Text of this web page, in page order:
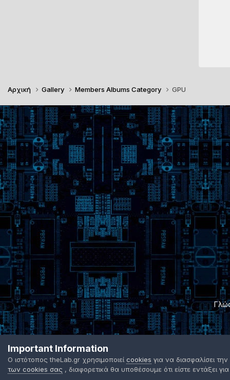
Αρχική Gallery Members Albums Category GPU
Important Information
Ο ιστότοπος theLab.gr χρησιμοποιεί cookies για να διασφαλίσει
των cookies σας , διαφορετικά θα υποθέσουμε ότι είστε εντάξει